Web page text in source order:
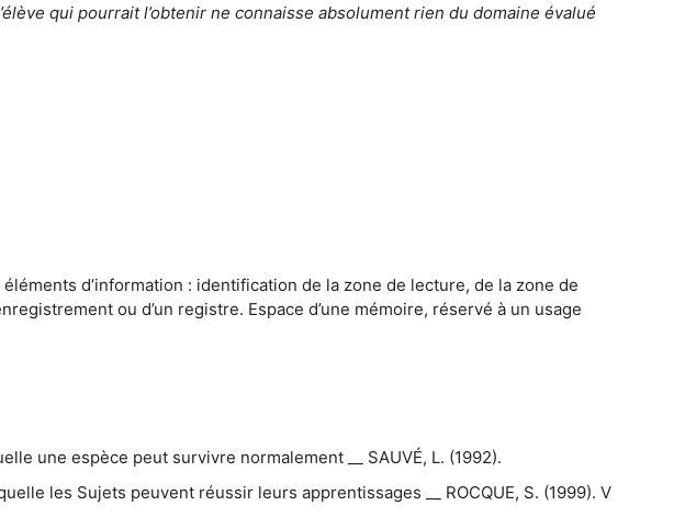
qui pourrait l’obtenir ne connaisse absolument rien du domaine évalué
d’information : identification de la zone de lecture, de la zone de
ou d’un registre. Espace d’une mémoire, réservé à un usage
une espèce peut survivre normalement __ SAUVÉ, L. (1992).
les Sujets peuvent réussir leurs apprentissages __ ROCQUE, S. (1999). V